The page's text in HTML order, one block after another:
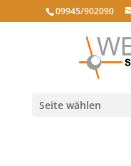
09945/902090
Seite wählen